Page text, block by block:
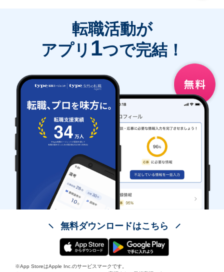
転職活動が
アプリ 1つで完結！
無料ダウンロードはこちら
※App StoreはApple Inc.のサービスマークです。